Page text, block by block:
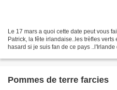
Le 17 mars a quoi cette date peut vous
Patrick, la fête irlandaise..les trèfles verts
hasard si je suis fan de ce pays
Pommes de terre farcies